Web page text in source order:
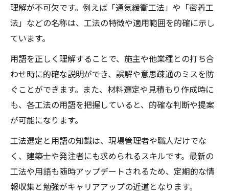
理解が不可欠です。例えば「通気緩衝工法」や「密着工
法」などの名称は、工法の特徴や適用範囲を的確に示し
ています。
用語を正しく理解することで、施主や他業種との打ち合
わせ時に的確な説明ができ、誤解や意思疎通のミスを防
ぐことができます。また、材料選定や見積もり作成時に
も、各工法の用語を把握していると、的確な判断や提案
が可能になります。
工法選定と用語の知識は、現場管理者や職人だけでな
く、建築士や発注者にも求められるスキルです。最新の
工法や用語も随時アップデートされるため、定期的な情
報収集と勉強がキャリアアップの近道となります。